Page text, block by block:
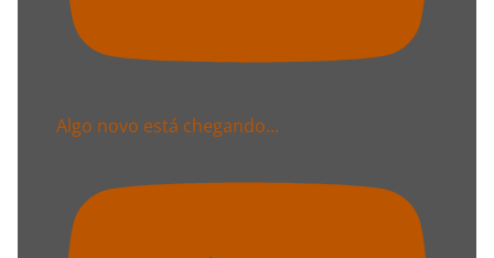
Algo novo está chegando...